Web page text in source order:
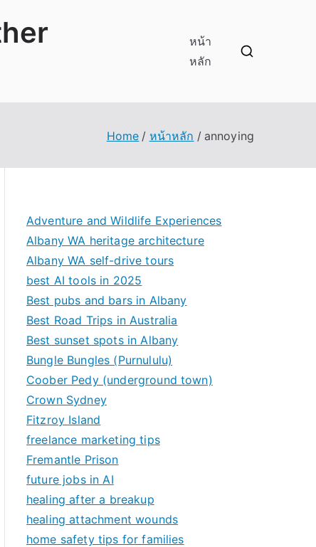
หน้า
หลัก
Home หน้าหลัก annoying
Adventure and Wildlife Experiences
Albany WA heritage architecture
Albany WA self-drive tours
best AI tools in 2025
Best pubs and bars in Albany
Best Road Trips in Australia
Best sunset spots in Albany
Bungle Bungles (Purnululu)
Coober Pedy (underground town)
Crown Sydney
Fitzroy Island
freelance marketing tips
Fremantle Prison
future jobs in AI
healing after a breakup
healing attachment wounds
home safety tips for families